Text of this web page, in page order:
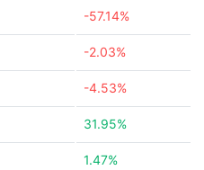
-57.14%
-2.03%
-4.53%
31.95%
1.47%